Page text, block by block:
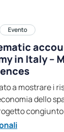
Evento
in Italy –
a mostrare i
dello